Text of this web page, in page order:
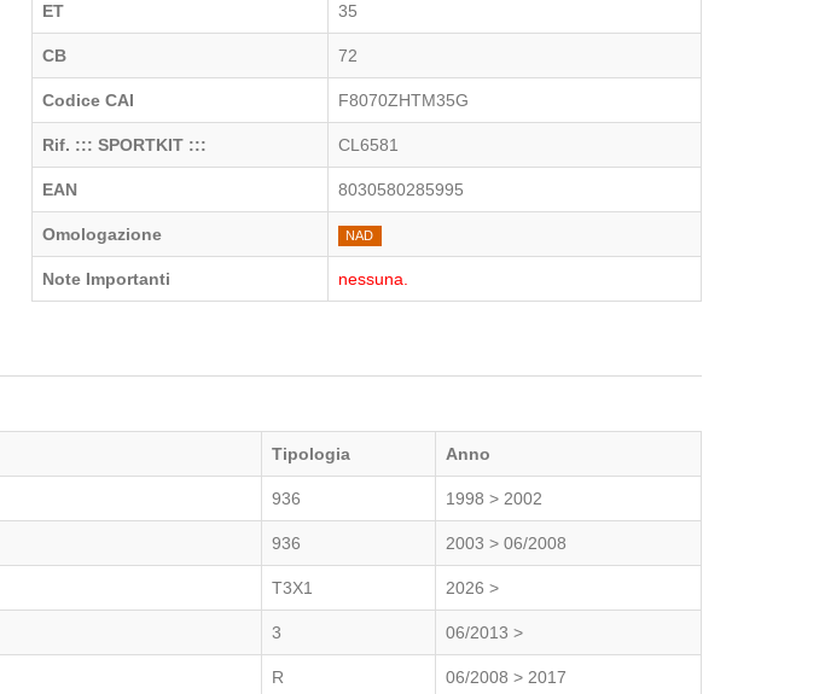
ET 35
CB 72
Codice CAI F8070ZHTM35G
Rif. ::: SPORTKIT ::: CL6581
EAN 8030580285995
Omologazione NAD
Note Importanti nessuna.
Tipologia Anno
936 1998 > 2002
936 2003 > 06/2008
T3X1 2026 >
3 06/2013 >
R 06/2008 > 2017